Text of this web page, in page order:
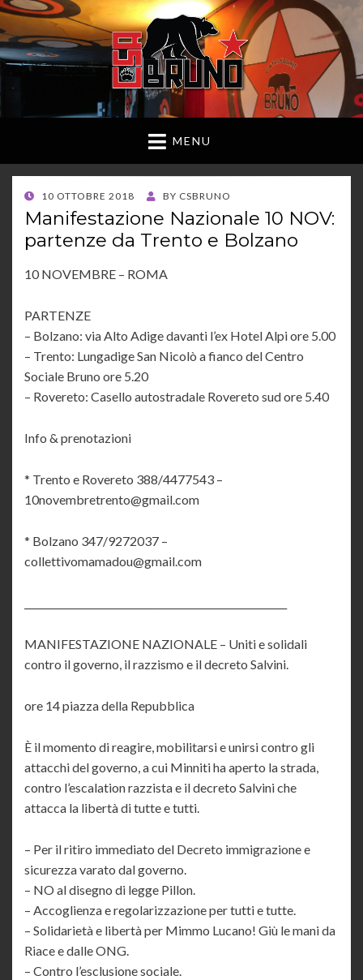
MENU
POSTED
ON
10 OTTOBRE 2018 BY CSBRUNO
Manifestazione Nazionale 10 NOV:
partenze da Trento e Bolzano
10 NOVEMBRE – ROMA
PARTENZE
– Bolzano: via Alto Adige davanti l’ex Hotel Alpi ore 5.00
– Trento: Lungadige San Nicolò a fianco del Centro
Sociale Bruno ore 5.20
– Rovereto: Casello autostradale Rovereto sud ore 5.40
Info & prenotazioni
* Trento e Rovereto 388/4477543 –
10novembretrento@gmail.com
* Bolzano 347/9272037 –
collettivomamadou@gmail.com
MANIFESTAZIONE NAZIONALE – Uniti e solidali
contro il governo, il razzismo e il decreto Salvini.
ore 14 piazza della Repubblica
È il momento di reagire, mobilitarsi e unirsi contro gli
attacchi del governo, a cui Minniti ha aperto la strada,
contro l’escalation razzista e il decreto Salvini che
attacca la libertà di tutte e tutti.
– Per il ritiro immediato del Decreto immigrazione e
sicurezza varato dal governo.
– NO al disegno di legge Pillon.
– Accoglienza e regolarizzazione per tutti e tutte.
– Solidarietà e libertà per Mimmo Lucano! Giù le mani da
Riace e dalle ONG.
– Contro l’esclusione sociale.